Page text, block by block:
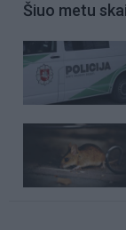
Šiuo metu